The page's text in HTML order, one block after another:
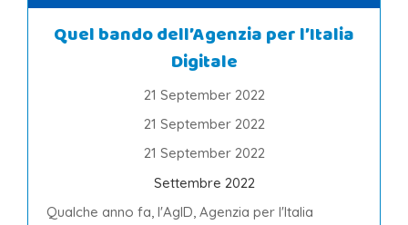
Quel bando dell’Agenzia per l’Italia
Digitale
21 September 2022
21 September 2022
21 September 2022
Settembre 2022
Qualche anno fa, l'AgID, Agenzia per l'Italia